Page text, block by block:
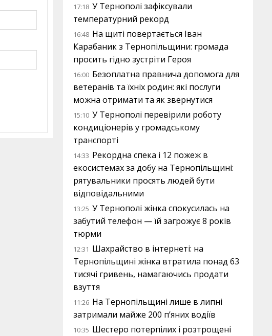
17:18 У Тернополі зафіксували
температурний рекорд
16:48 На щиті повертається Іван
Карабаник з Тернопільщини: громада
просить гідно зустріти Героя
16:00 Безоплатна правнича допомога для
ветеранів та їхніх родин: які послуги
можна отримати та як звернутися
15:10 У Тернополі перевірили роботу
кондиціонерів у громадському
транспорті
14:33 Рекордна спека і 12 пожеж в
екосистемах за добу на Тернопільщині:
рятувальники просять людей бути
відповідальними
13:25 У Тернополі жінка спокусилась на
забутий телефон — їй загрожує 8 років
тюрми
12:31 Шахрайство в інтернеті: на
Тернопільщині жінка втратила понад 63
тисячі гривень, намагаючись продати
взуття
11:26 На Тернопільщині лише в липні
затримали майже 200 п’яних водіїв
10:35 Шестеро потерпілих і розтрощені